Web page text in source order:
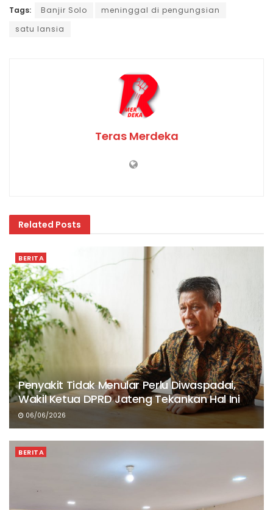
Tags: Banjir Solo
meninggal di pengungsian
satu lansia
Teras Merdeka
Related Posts
BERITA
Penyakit Tidak Menular Perlu Diwaspadai,
Wakil Ketua DPRD Jateng Tekankan Hal Ini
06/06/2026
BERITA